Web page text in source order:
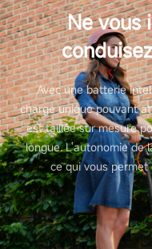
Ne vous
Avec une batterie
charge unique pouvant
est taillée sur mesure
longue. L'autonomie de
ce qui vous